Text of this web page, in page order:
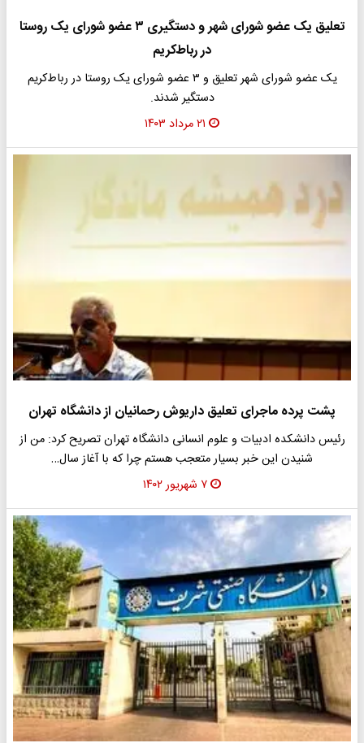
تعلیق یک عضو شورای شهر و دستگیری ۳ عضو شورای یک روستا
در رباط‌کریم
یک عضو شورای شهر تعلیق و ۳ عضو شورای یک روستا در رباط‌کریم
دستگیر شدند.
۲۱ مرداد ۱۴۰۳
پشت پرده ماجرای تعلیق داریوش رحمانیان از دانشگاه تهران
رئیس دانشکده ادبیات و علوم انسانی دانشگاه تهران تصریح کرد: من از
شنیدن این خبر بسیار متعجب هستم چرا که با آغاز سال…
۷ شهریور ۱۴۰۲